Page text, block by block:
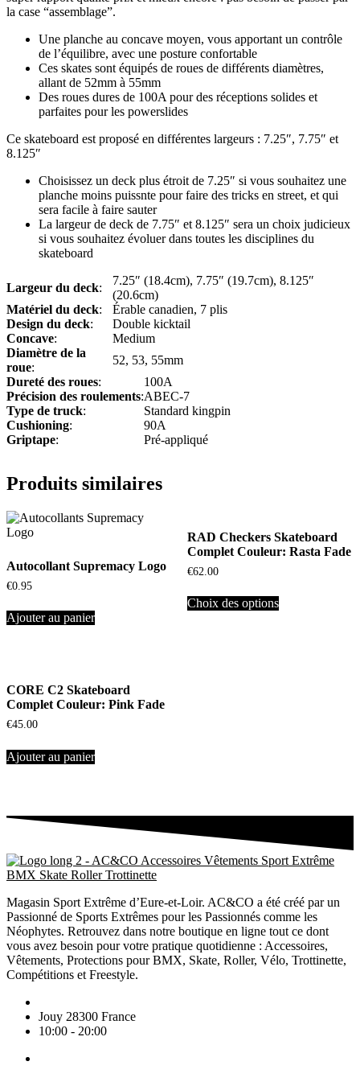
la case “assemblage”.
Une planche au concave moyen, vous apportant un contrôle
de l’équilibre, avec une posture confortable
Ces skates sont équipés de roues de différents diamètres,
allant de 52mm à 55mm
Des roues dures de 100A pour des réceptions solides et
parfaites pour les powerslides
Ce skateboard est proposé en différentes largeurs : 7.25″, 7.75″ et
8.125″
Choisissez un deck plus étroit de 7.25″ si vous souhaitez une
planche moins puissnte pour faire des tricks en street, et qui
sera facile à faire sauter
La largeur de deck de 7.75″ et 8.125″ sera un choix judicieux
si vous souhaitez évoluer dans toutes les disciplines du
skateboard
Largeur du deck:
7.25″ (18.4cm), 7.75″ (19.7cm), 8.125″
(20.6cm)
Matériel du deck:
Érable canadien, 7 plis
Design du deck:
Double kicktail
Concave:
Medium
Diamètre de la
roue:
52, 53, 55mm
Dureté des roues:
100A
Précision des roulements:ABEC-7
Type de truck:
Standard kingpin
Cushioning:
90A
Griptape: Pré-appliqué
Produits similaires
Autocollant Supremacy Logo
€0.95
Ajouter au panier
RAD Checkers Skateboard
Complet Couleur: Rasta Fade
€62.00
Choix des options
CORE C2 Skateboard
Complet Couleur: Pink Fade
€45.00
Ajouter au panier
Magasin Sport Extrême d’Eure-et-Loir. AC&CO a été créé par un
Passionné de Sports Extrêmes pour les Passionnés comme les
Néophytes. Retrouvez dans notre boutique en ligne tout ce dont
vous avez besoin pour votre pratique quotidienne : Accessoires,
Vêtements, Protections pour BMX, Skate, Roller, Vélo, Trottinette,
Compétitions et Freestyle.
Jouy 28300 France
10:00 - 20:00